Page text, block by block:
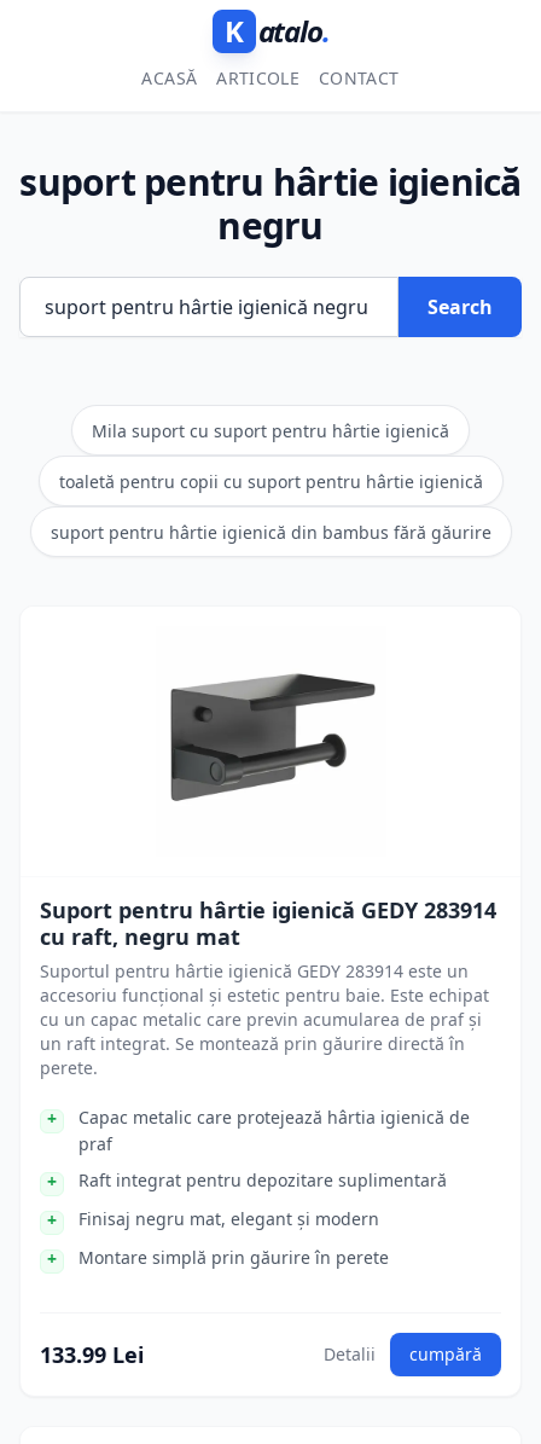
K atalo.
ACASĂ ARTICOLE CONTACT
suport pentru hârtie igienică
negru
Search
Mila suport cu suport pentru hârtie igienică
toaletă pentru copii cu suport pentru hârtie igienică
suport pentru hârtie igienică din bambus fără găurire
Suport pentru hârtie igienică GEDY 283914
cu raft, negru mat
Suportul pentru hârtie igienică GEDY 283914 este un
accesoriu funcțional și estetic pentru baie. Este echipat
cu un capac metalic care previn acumularea de praf și
un raft integrat. Se montează prin găurire directă în
perete.
Capac metalic care protejează hârtia igienică de
praf
Raft integrat pentru depozitare suplimentară
Finisaj negru mat, elegant și modern
Montare simplă prin găurire în perete
133.99 Lei Detalii cumpără